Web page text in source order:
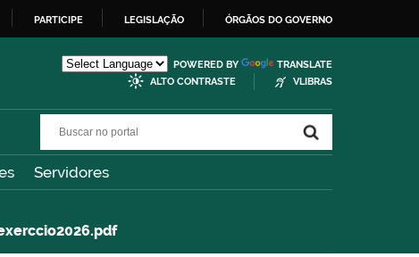
PARTICIPE LEGISLAÇÃO ÓRGÃOS DO GOVERNO
POWERED BY
TRANSLATE
ALTO CONTRASTE
VLIBRAS
Servidores